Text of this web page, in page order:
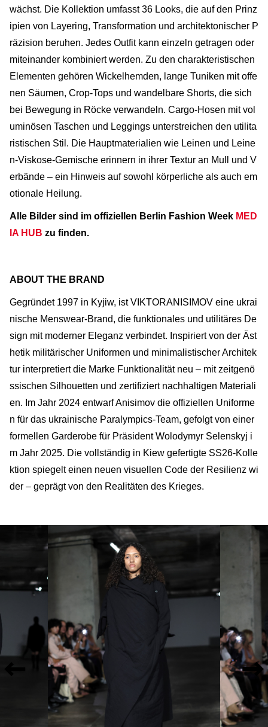
wächst. Die Kollektion umfasst 36 Looks, die auf den Prinz
ipien von Layering, Transformation und architektonischer P
räzision beruhen. Jedes Outfit kann einzeln getragen oder
miteinander kombiniert werden. Zu den charakteristischen
Elementen gehören Wickelhemden, lange Tuniken mit offe
nen Säumen, Crop-Tops und wandelbare Shorts, die sich
bei Bewegung in Röcke verwandeln. Cargo-Hosen mit vol
uminösen Taschen und Leggings unterstreichen den utilita
ristischen Stil. Die Hauptmaterialien wie Leinen und Leine
n-Viskose-Gemische erinnern in ihrer Textur an Mull und V
erbände – ein Hinweis auf sowohl körperliche als auch em
otionale Heilung.
Alle Bilder sind im offiziellen Berlin Fashion Week MED
IA HUB zu finden.
ABOUT THE BRAND
Gegründet 1997 in Kyjiw, ist VIKTORANISIMOV eine ukrai
nische Menswear-Brand, die funktionales und utilitäres De
sign mit moderner Eleganz verbindet. Inspiriert von der Äst
hetik militärischer Uniformen und minimalistischer Architek
tur interpretiert die Marke Funktionalität neu – mit zeitgenö
ssischen Silhouetten und zertifiziert nachhaltigen Materiali
en. Im Jahr 2024 entwarf Anisimov die offiziellen Uniforme
n für das ukrainische Paralympics-Team, gefolgt von einer
formellen Garderobe für Präsident Wolodymyr Selenskyj i
m Jahr 2025. Die vollständig in Kiew gefertigte SS26-Kolle
ktion spiegelt einen neuen visuellen Code der Resilienz wi
der – geprägt von den Realitäten des Krieges.